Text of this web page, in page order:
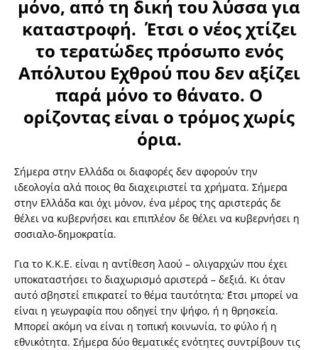
μόνο, από τη δική του λύσσα για
καταστροφή. Έτσι ο νέος χτίζει
το τερατώδες πρόσωπο ενός
Απόλυτου Εχθρού που δεν αξίζει
παρά μόνο το θάνατο. Ο
ορίζοντας είναι ο τρόμος χωρίς
όρια.
Σήμερα στην Ελλάδα οι διαφορές δεν αφορούν την
ιδεολογία αλά ποιος θα διαχειριστεί τα χρήματα. Σήμερα
στην Ελλάδα και όχι μόνον, ένα μέρος της αριστεράς δε
θέλει να κυβερνήσει και επιπλέον δε θέλει να κυβερνήσει η
σοσιαλο-δημοκρατία.
Για το Κ.Κ.Ε. είναι η αντίθεση λαού – ολιγαρχών που έχει
υποκαταστήσει το διαχωρισμό αριστερά – δεξιά. Κι όταν
αυτό σβηστεί επικρατεί το θέμα ταυτότητα; ΄Ετσι μπορεί να
είναι η γεωγραφία που οδηγεί την ψήφο, ή η θρησκεία.
Μπορεί ακόμη να είναι η τοπική κοινωνία, το φύλο ή η
εθνικότητα. Σήμερα δύο θεματικές ενότητες συντρίβουν τις